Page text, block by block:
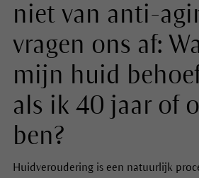
niet van anti-
vragen ons af:
mijn huid
als ik 40 jaar of
ben?
Huidveroudering is een natuurlijk